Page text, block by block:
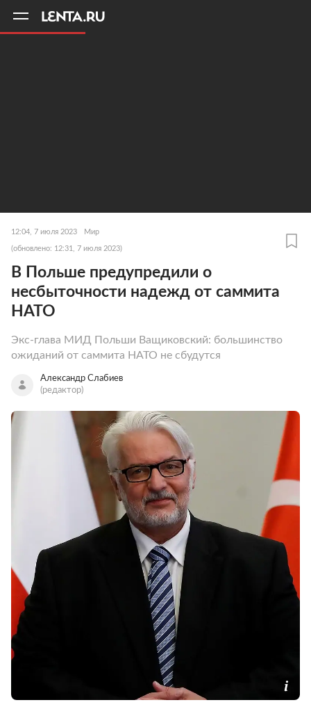
12:04, 7 июля 2023 Мир
(обновлено: 12:31, 7 июля 2023)
В Польше предупредили о
несбыточности надежд от саммита
НАТО
Экс-глава МИД Польши Ващиковский: большинство
ожиданий от саммита НАТО не сбудутся
Александр Слабиев
(редактор)